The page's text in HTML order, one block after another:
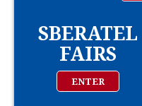
SBERATEL
FAIRS
ENTER